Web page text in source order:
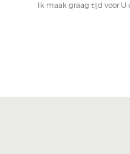
Ik maak graag tijd voor